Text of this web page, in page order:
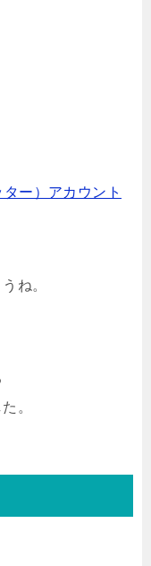
ー）アカウント
ね。
。